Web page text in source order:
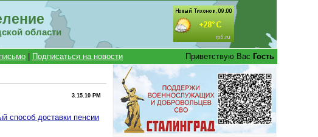
области
Подписаться на новости Приветствую Вас Гость
3.15.10 PM
способ доставки пенсии